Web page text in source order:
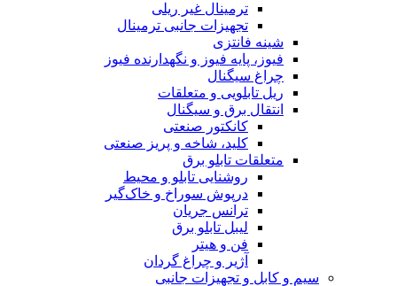
ترمینال غیر ریلی
تجهیزات جانبی ترمینال
شینه فانتزی
فیوز، پایه فیوز و نگهدارنده فیوز
چراغ سیگنال
ریل تابلویی و متعلقات
انتقال برق و سیگنال
کانکتور صنعتی
کلید، شاخه و پریز صنعتی
متعلقات تابلو برق
روشنایی تابلو و محیط
درپوش سوراخ و خاک‌گیر
ترانس جریان
لیبل تابلو برق
فن و هیتر
آژیر و چراغ گردان
سیم و کابل و تجهیزات جانبی